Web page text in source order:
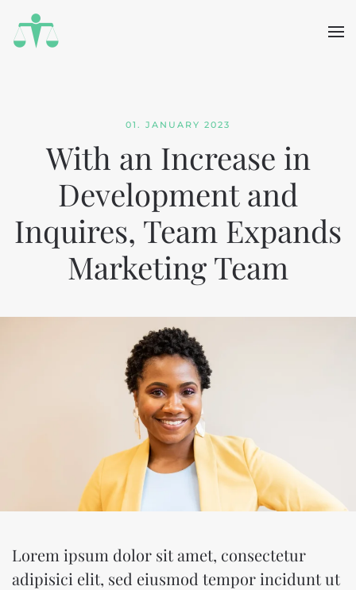
Skip to main content
01. JANUARY 2023
With an Increase in
Development and
Inquires, Team Expands
Marketing Team
Lorem ipsum dolor sit amet, consectetur
adipisici elit, sed eiusmod tempor incidunt ut